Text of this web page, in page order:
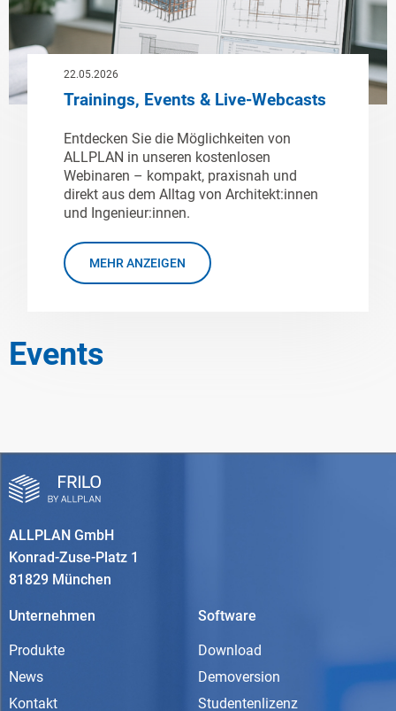
22.05.2026
Trainings, Events & Live-Webcasts
Entdecken Sie die Möglichkeiten von
ALLPLAN in unseren kostenlosen
Webinaren – kompakt, praxisnah und
direkt aus dem Alltag von Architekt:innen
und Ingenieur:innen.
MEHR ANZEIGEN
Events
ALLPLAN GmbH
Konrad-Zuse-Platz 1
81829 München
Unternehmen
Produkte
News
Kontakt
Software
Download
Demoversion
Studentenlizenz